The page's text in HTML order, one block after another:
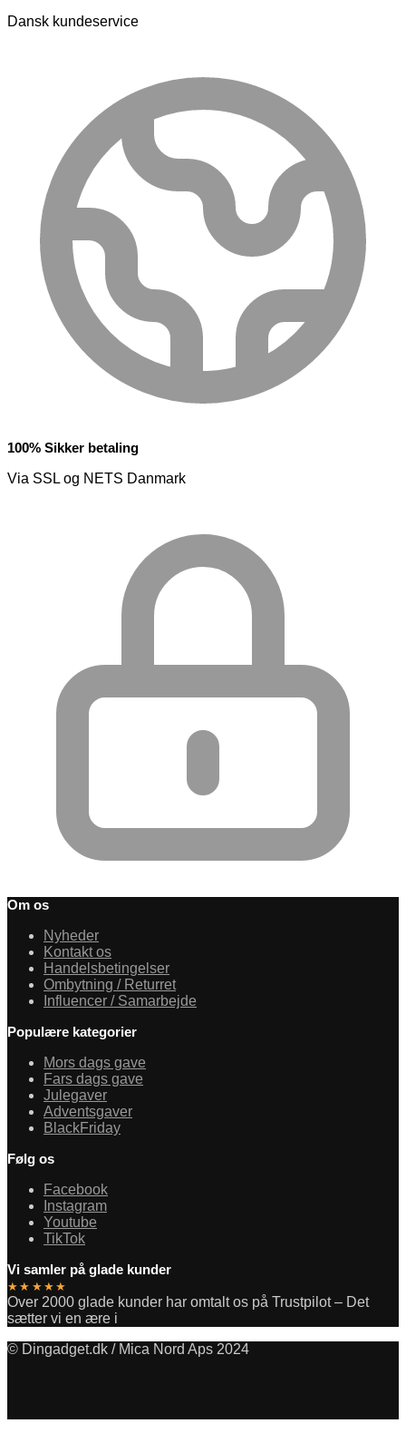
Dansk kundeservice
100% Sikker betaling
Via SSL og NETS Danmark
Om os
Nyheder
Kontakt os
Handelsbetingelser
Ombytning / Returret
Influencer / Samarbejde
Populære kategorier
Mors dags gave
Fars dags gave
Julegaver
Adventsgaver
BlackFriday
Følg os
Facebook
Instagram
Youtube
TikTok
Vi samler på glade kunder
★★★★★
Over 2000 glade kunder har omtalt os på Trustpilot – Det
sætter vi en ære i
© Dingadget.dk / Mica Nord Aps 2024